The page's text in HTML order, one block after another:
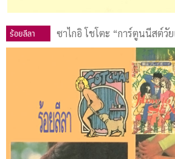
ร้อยลีลา ซาไกอิ โชโตะ “การ์ตูนนีสต์วัย